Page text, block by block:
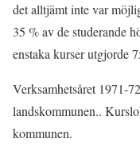
det alltjämt inte var
35 % av de studerande
enstaka kurser utgjorde
Verksamhetsåret 1971-
landskommunen..
kommunen.